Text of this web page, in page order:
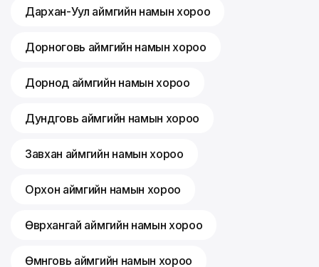
Дархан-Уул аймгийн намын хороо
Дорноговь аймгийн намын хороо
Дорнод аймгийн намын хороо
Дундговь аймгийн намын хороо
Завхан аймгийн намын хороо
Орхон аймгийн намын хороо
Өвөрхангай аймгийн намын хороо
Өмнөговь аймгийн намын хороо